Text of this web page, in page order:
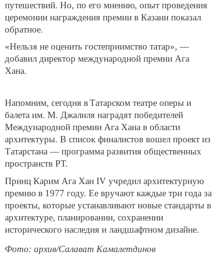
путешествий. Но, по его мнению, опыт проведения
церемонии награждения премии в Казани показал
обратное.
«Нельзя не оценить гостеприимство татар», —
добавил директор международной премии Ага
Хана.
Напомним, сегодня вТатарском театре оперы и
балета им. М. Джалиля наградят победителей
Международной премии Ага Хана в области
архитектуры. В список финалистов вошел проект из
Татарстана — программа развития общественных
пространств РТ.
Принц Карим Ага Хан IV учредил архитектурную
премию в 1977 году. Ее вручают каждые три года за
проекты, которые устанавливают новые стандарты в
архитектуре, планировании, сохранении
исторического наследия и ландшафтном дизайне.
Фото: архив/Салават Камалетдинов